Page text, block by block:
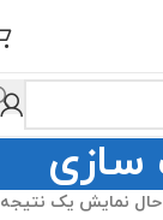
سازی
حال نمایش یک نتیجه